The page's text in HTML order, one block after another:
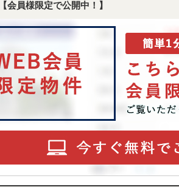
【会員様限定で公開中！】